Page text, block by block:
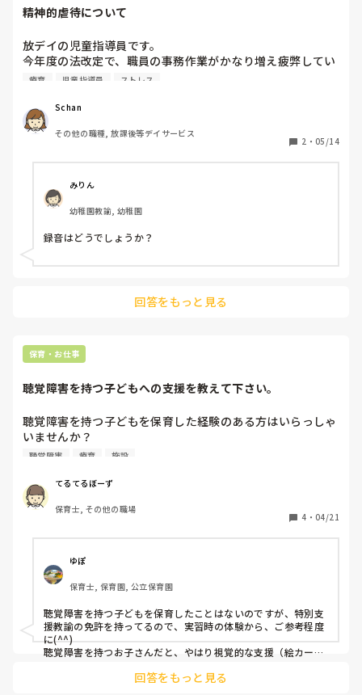
精神的虐待について
放デイの児童指導員です。
今年度の法改定で、職員の事務作業がかなり増え疲弊してい
る中、職員の1人の言葉の暴力（子供へ）がとても目立って
動画を撮れるわけでもなく、療育室にカメラが付いているわ
けではなく、どうしたらいいか困っています。アドバイスく
ださい。
療育 児童指導員 ストレス
Schan
その他の職種, 放課後等デイサービス
2 ・ 05/14
みりん
幼稚園教諭, 幼稚園
録音はどうでしょうか？
回答をもっと見る
保育・お仕事
聴覚障害を持つ子どもへの支援を教えて下さい。
聴覚障害を持つ子どもを保育した経験のある方はいらっしゃ
いませんか？
どういったところを特に配慮されたか、子どもが理解しやす
またお恥ずかしながら聴覚障害の療育施設に詳しくないの
で、どういった療育をされているのか教えてください。
聴覚障害 療育 施設
てるてるぼーず
保育士, その他の職場
4 ・ 04/21
ゆぽ
保育士, 保育園, 公立保育園
聴覚障害を持つ子どもを保育したことはないのですが、特別支
援教諭の免許を持ってるので、実習時の体験から、ご参考程度
に(^^)
聴覚障害を持つお子さんだと、やはり視覚的な支援（絵カード
時だけに使うのではなく、子どもにも持たせておくと、子ども
回答をもっと見る